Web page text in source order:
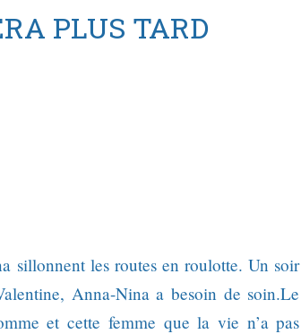
PLUS TARD
sillonnent les routes en roulotte. Un soir
Anna-Nina a besoin de soin.Le
et cette femme que la vie n’a pas